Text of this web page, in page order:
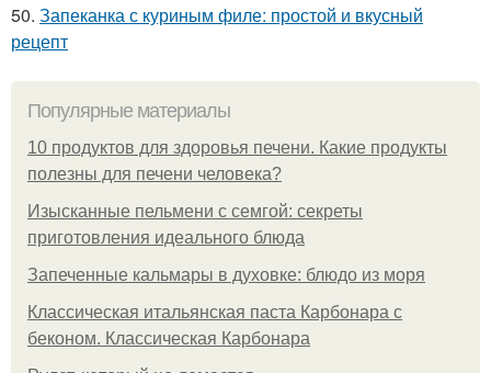
50. Запеканка с куриным филе: простой и вкусный
рецепт
Популярные материалы
10 продуктов для здоровья печени. Какие продукты
полезны для печени человека?
Изысканные пельмени с семгой: секреты
приготовления идеального блюда
Запеченные кальмары в духовке: блюдо из моря
Классическая итальянская паста Карбонара с
беконом. Классическая Карбонара